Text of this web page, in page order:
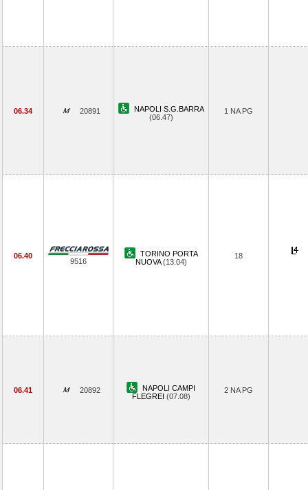
06.34 20891
NAPOLI S.G.BARRA
(06.47)
1 NA PG
06.40
9516
TORINO PORTA
NUOVA(13.04)
18
06.41 20892
NAPOLI CAMPI
FLEGREI (07.08)
2 NA PG